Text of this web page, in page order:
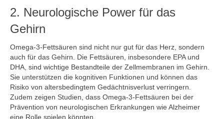
2. Neurologische Power für das
Gehirn
Omega-3-Fettsäuren sind nicht nur gut für das Herz, sondern
auch für das Gehirn. Die Fettsäuren, insbesondere EPA und
DHA, sind wichtige Bestandteile der Zellmembranen im Gehirn.
Sie unterstützen die kognitiven Funktionen und können das
Risiko von altersbedingtem Gedächtnisverlust verringern.
Zudem zeigen Studien, dass Omega-3-Fettsäuren bei der
Prävention von neurologischen Erkrankungen wie Alzheimer
eine Rolle spielen könnten.